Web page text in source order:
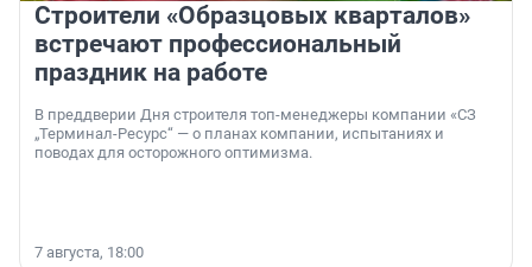
Строители «Образцовых кварталов»
встречают профессиональный
праздник на работе
В преддверии Дня строителя топ-менеджеры компании «СЗ
„Терминал-Ресурс“ — о планах компании, испытаниях и
поводах для осторожного оптимизма.
7 августа, 18:00